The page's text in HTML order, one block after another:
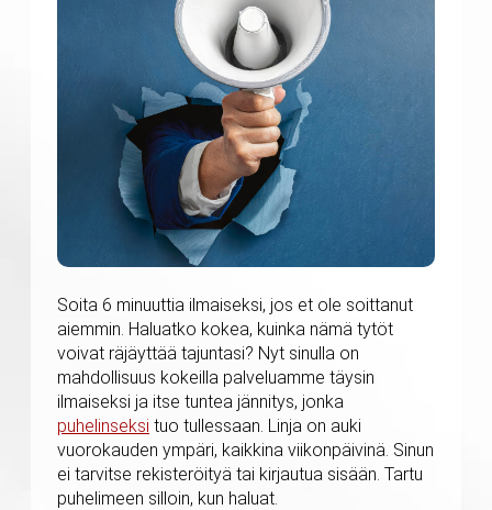
Soita 6 minuuttia ilmaiseksi, jos et ole soittanut
aiemmin. Haluatko kokea, kuinka nämä tytöt
voivat räjäyttää tajuntasi? Nyt sinulla on
mahdollisuus kokeilla palveluamme täysin
ilmaiseksi ja itse tuntea jännitys, jonka
puhelinseksi tuo tullessaan. Linja on auki
vuorokauden ympäri, kaikkina viikonpäivinä. Sinun
ei tarvitse rekisteröityä tai kirjautua sisään. Tartu
puhelimeen silloin, kun haluat.